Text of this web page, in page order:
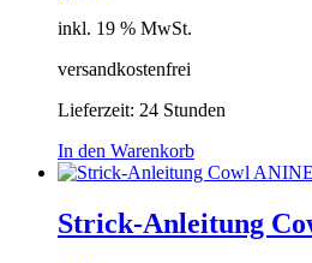
inkl. 19 % MwSt.
versandkostenfrei
Lieferzeit: 24 Stunden
In den Warenkorb
Strick-Anleitung